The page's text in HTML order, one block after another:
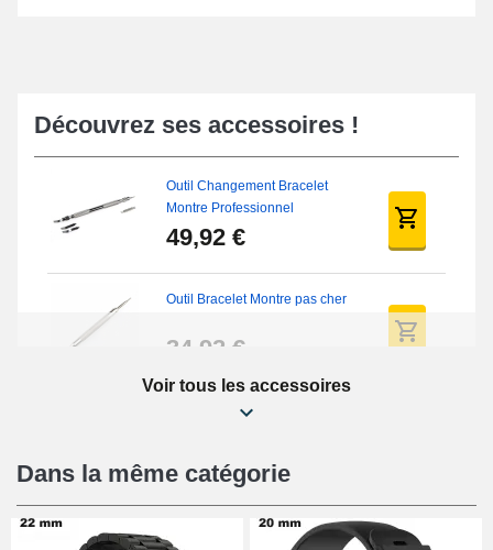
Découvrez ses accessoires !
Outil Changement Bracelet
Montre Professionnel
49,92 €
Outil Bracelet Montre pas cher
34,92 €
Kit Réparation Montre Débutant
16,90 €
Pied à Coulisse Numérique
Voir tous les accessoires
Dans la même catégorie